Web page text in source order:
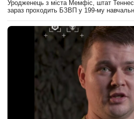
Уродженець з міста Мемфіс, штат
зараз проходить БЗВП у 199-му